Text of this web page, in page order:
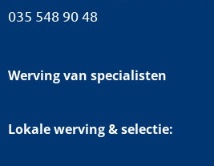
035 548 90 48
Werving van specialisten
Lokale werving & selectie: